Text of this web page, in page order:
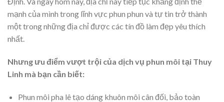
mạnh của mình trong lĩnh vực phun phun và tự tin trở thành
một trong những địa chỉ được các tín đồ làm đẹp yêu thích
nhất.
Nhưng ưu điểm vượt trội của dịch vụ phun môi tại Thuy
Linh mà bạn cần biết:
Phun môi pha lê tạo dáng khuôn môi cân đối, bảo toàn